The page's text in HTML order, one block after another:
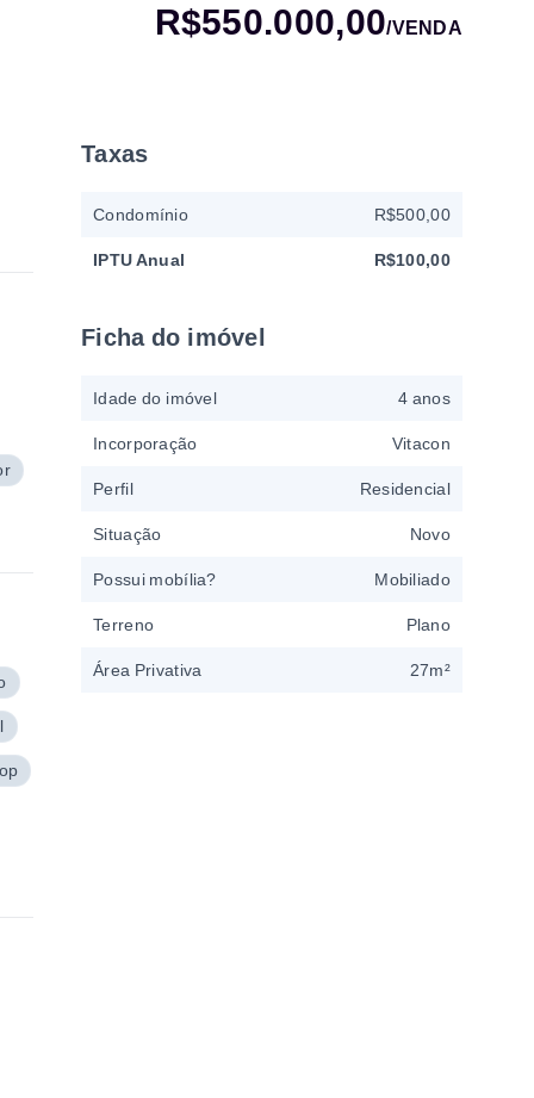
R$550.000,00/VENDA
Taxas
Condomínio R$500,00
IPTU Anual R$100,00
Ficha do imóvel
Idade do imóvel 4 anos
Incorporação Vitacon
Perfil Residencial
Situação Novo
Possui mobília? Mobiliado
Terreno Plano
Área Privativa 27m²